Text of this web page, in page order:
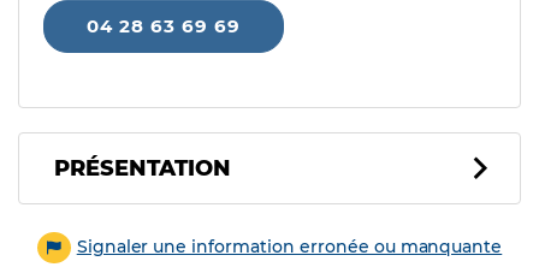
04 28 63 69 69
PRÉSENTATION
Signaler une information erronée ou manquante